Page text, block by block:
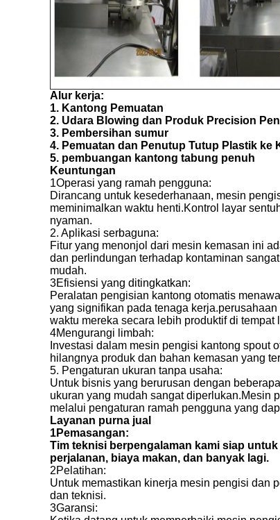
Alur kerja:
1. Kantong Pemuatan
2. Udara Blowing dan Produk Precision
3. Pembersihan sumur
4. Pemuatan dan Penutup Tutup Plastik ke
5. pembuangan kantong tabung penuh
Keuntungan
1Operasi yang ramah pengguna:
Dirancang untuk kesederhanaan, mesin
meminimalkan waktu henti.Kontrol layar
nyaman.
2. Aplikasi serbaguna:
Fitur yang menonjol dari mesin kemasan ini
dan perlindungan terhadap kontaminan
mudah.
3Efisiensi yang ditingkatkan:
Peralatan pengisian kantong otomatis
yang signifikan pada tenaga
waktu mereka secara lebih produktif di tempat
4Mengurangi limbah:
Investasi dalam mesin pengisi kantong
hilangnya produk dan bahan kemasan yang
5. Pengaturan ukuran tanpa usaha:
Untuk bisnis yang berurusan dengan
ukuran yang mudah sangat diperlukan.Mesin
melalui pengaturan ramah pengguna yang
Layanan purna jual
1Pemasangan:
Tim teknisi berpengalaman kami siap
perjalanan, biaya makan, dan banyak lagi.
2Pelatihan:
Untuk memastikan kinerja mesin pengisi dan
dan teknisi.
3Garansi: